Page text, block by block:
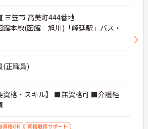
三笠市 高美町444番地
館本線(函館－旭川)「峰延駅」バス・
(正職員)
資格・スキル】 ■無資格可 ■介護経
資格OK
資格取得サポート